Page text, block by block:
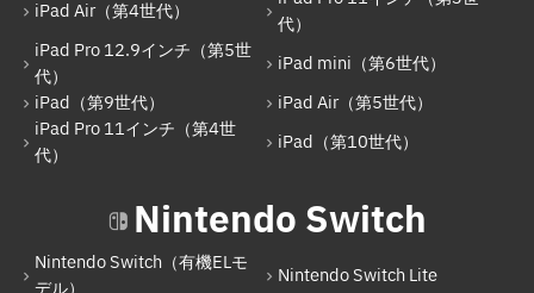
iPad Pro 12.9インチ（第5世代）
iPad mini（第6世代）
iPad（第9世代）
iPad Pro 11インチ（第4世代）
Nintendo Switch
iPad Air（第4世代）
代）
iPad Pro 12.9インチ（第5世
代）
iPad mini（第6世代）
iPad（第9世代）
iPad Air（第5世代）
iPad Pro 11インチ（第4世
代）
iPad（第10世代）
Nintendo Switch
Nintendo Switch（有機ELモ
Nintendo Switch Lite